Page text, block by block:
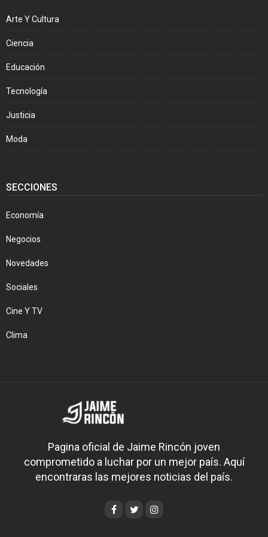
Arte Y Cultura
Ciencia
Educación
Tecnología
Justicia
Moda
SECCIONES
Economía
Negocios
Novedades
Sociales
Cine Y TV
Clima
Pagina oficial de Jaime Rincón joven
comprometido a luchar por un mejor país. Aquí
encontraras las mejores noticias del país.